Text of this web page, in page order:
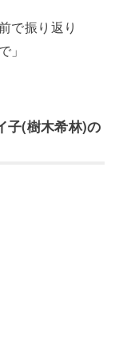
で振り返り
」
子(樹木希林)の